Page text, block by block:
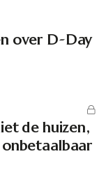
over D-Day
de huizen,